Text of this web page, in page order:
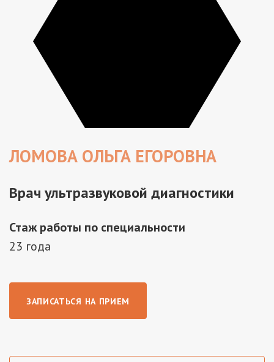
ЛОМОВА ОЛЬГА ЕГОРОВНА
Врач ультразвуковой диагностики
Стаж работы по специальности
23 года
ЗАПИСАТЬСЯ НА ПРИЕМ